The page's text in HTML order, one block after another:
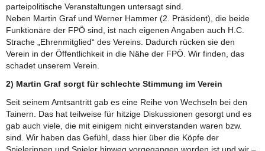
parteipolitische Veranstaltungen untersagt sind.
Neben Martin Graf und Werner Hammer (2. Präsident), die beide
Funktionäre der FPÖ sind, ist nach eigenen Angaben auch H.C.
Strache „Ehrenmitglied“ des Vereins. Dadurch rücken sie den
Verein in der Öffentlichkeit in die Nähe der FPÖ. Wir finden, das
schadet unserem Verein.
2) Martin Graf sorgt für schlechte Stimmung im Verein
Seit seinem Amtsantritt gab es eine Reihe von Wechseln bei den
Tainern. Das hat teilweise für hitzige Diskussionen gesorgt und es
gab auch viele, die mit einigem nicht einverstanden waren bzw.
sind. Wir haben das Gefühl, dass hier über die Köpfe der
Spielerinnen und Spieler hinweg vorgegangen worden ist und wir –